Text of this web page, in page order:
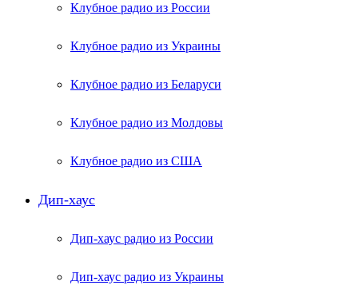
Клубное радио из России
Клубное радио из Украины
Клубное радио из Беларуси
Клубное радио из Молдовы
Клубное радио из США
Дип-хаус
Дип-хаус радио из России
Дип-хаус радио из Украины